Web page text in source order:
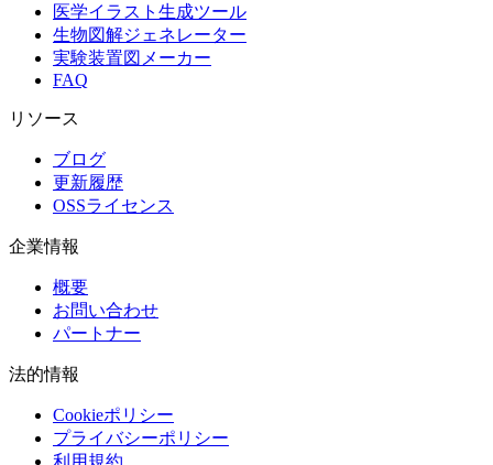
医学イラスト生成ツール
生物図解ジェネレーター
実験装置図メーカー
FAQ
リソース
ブログ
更新履歴
OSSライセンス
企業情報
概要
お問い合わせ
パートナー
法的情報
Cookieポリシー
プライバシーポリシー
利用規約